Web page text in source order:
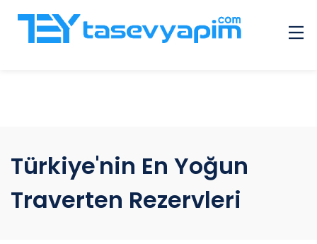
Diğer
Türkiye'nin En Yoğun
Traverten Rezervleri